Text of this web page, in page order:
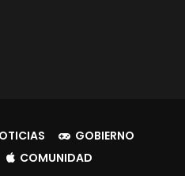
GOBIERNO
COMUNIDAD